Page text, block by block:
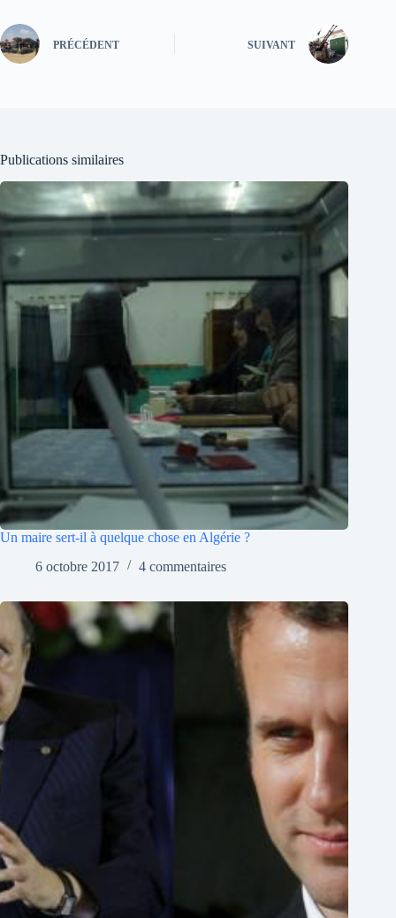
PRÉCÉDENT SUIVANT
Publications similaires
Un maire sert-il à quelque chose en Algérie ?
6 octobre 2017
4 commentaires